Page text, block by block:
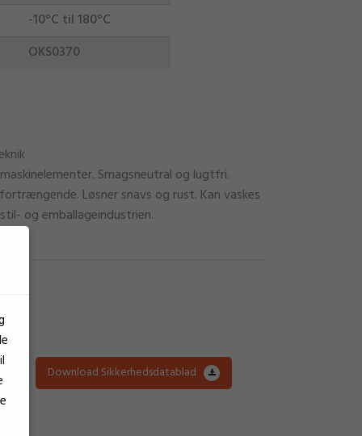
-10°C til 180°C
OKS0370
Smagsneutral og lugtfri.
Løsner snavs og rust. Kan vaskes
og emballageindustrien.
Download Sikkerhedsdatablad